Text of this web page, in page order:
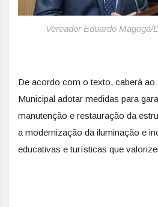
Vereador Eduardo Magoga/
De acordo com o texto, caberá ao
Municipal adotar medidas para
manutenção e restauração da
a modernização da iluminação e
educativas e turísticas que